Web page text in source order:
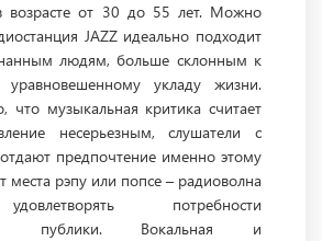
возрасте от 30 до 55 лет. Можно
JAZZ идеально подходит
людям, больше склонным к
укладу жизни.
что музыкальная критика считает
несерьезным, слушатели с
предпочтение именно этому
места рэпу или попсе – радиоволна
потребности
публики. Вокальная и